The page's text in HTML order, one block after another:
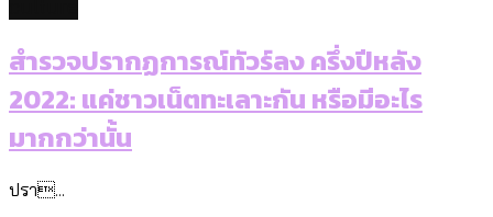
ลักษณ์แบบไหนสู่สายตาโลก
สำรวจปรากฏการณ์ทัวร์ลง ครึ่งปีหลัง
2022: แค่ชาวเน็ตทะเลาะกัน หรือมีอะไร
มากกว่านั้น
ปรา...